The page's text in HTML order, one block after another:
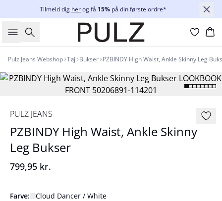
Tilmeld dig herog få 15% på din første ordre*
Søg
Pulz Jeans Webshop Tøj Bukser PZBINDY High Waist, Ankle Skinny Leg
PULZ JEANS
PZBINDY High Waist, Ankle Skinny
Leg Bukser
799,95 kr.
Farve: Cloud Dancer / White